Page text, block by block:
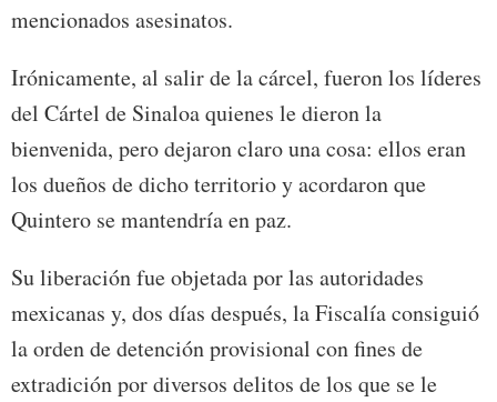
mencionados asesinatos.
Irónicamente, al salir de la cárcel, fueron los líderes
del Cártel de Sinaloa quienes le dieron la
bienvenida, pero dejaron claro una cosa: ellos eran
los dueños de dicho territorio y acordaron que
Quintero se mantendría en paz.
Su liberación fue objetada por las autoridades
mexicanas y, dos días después, la Fiscalía consiguió
la orden de detención provisional con fines de
extradición por diversos delitos de los que se le